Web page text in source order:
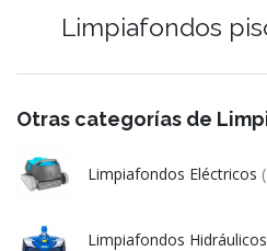
Limpiafondos
Otras categorías de
Limpiafondos Eléctricos
Limpiafondos Hidráulicos